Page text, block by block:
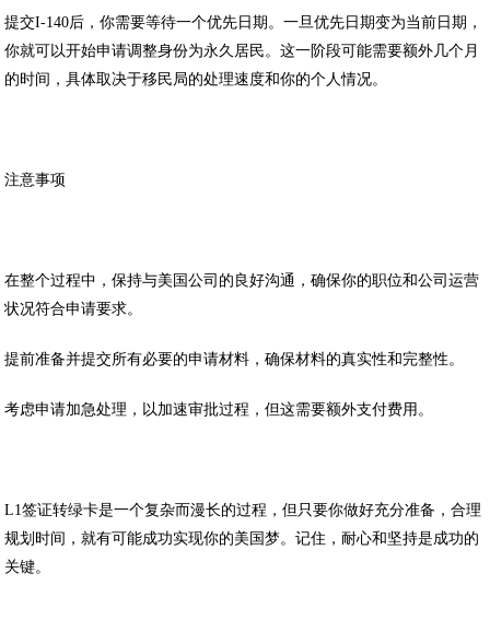
提交I-140后，你需要等待一个优先日期。一旦优先日期变为当前日期，
你就可以开始申请调整身份为永久居民。这一阶段可能需要额外几个月
的时间，具体取决于移民局的处理速度和你的个人情况。
注意事项
在整个过程中，保持与美国公司的良好沟通，确保你的职位和公司运营
状况符合申请要求。
提前准备并提交所有必要的申请材料，确保材料的真实性和完整性。
考虑申请加急处理，以加速审批过程，但这需要额外支付费用。
L1签证转绿卡是一个复杂而漫长的过程，但只要你做好充分准备，合理
规划时间，就有可能成功实现你的美国梦。记住，耐心和坚持是成功的
关键。